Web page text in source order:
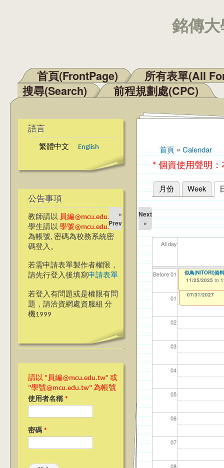
銘傳
主選單
首頁(FrontPage)
所有表單(All
搜尋(Search)
前程規劃處(CPC)
語言
繁體中文 English
公告事項
教師請以 員編@mcu.edu.tw
學生請以 學號@mcu.edu.tw
為帳號, 密碼為校務系統密
碼登入。
若需申請表單製作者權限，
請先行登入後填寫申請表單
若登入有問題或是權限有問
題，請洽資網處資服組 分
機1999
請以 "員編@mcu.edu.tw" 或
"學號@mcu.edu.tw" 為帳號
使用者名稱 *
密碼 *
您在這裡
首頁 » Calendar
* 個資使用聲明
主要索引標籤
月份 Week
«
Prev
Next
»
All day
Before 01
01
02
03
04
05
06
07
08
【資網處】
整合系統～表單
12/31/2027
【財務處】工讀
11/12/2021 to
【財務處】漏打
錄
07/31/2027
114
04/
114
02/
114
03/
【學
07/
114
09/
☆台北校區☆
11/21/2025 to
似鳥(NITORI)資
11/25/2025 to